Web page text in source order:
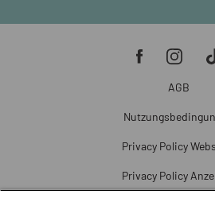
AGB
Privacy Policy
Privacy Policy